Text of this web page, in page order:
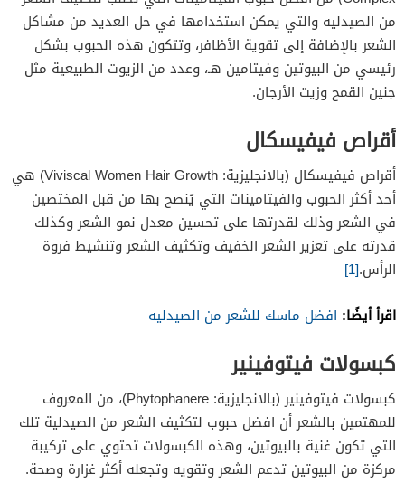
من الصيدليه والتي يمكن استخدامها في حل العديد من مشاكل
الشعر بالإضافة إلى تقوية الأظافر، وتتكون هذه الحبوب بشكل
رئيسي من البيوتين وفيتامين هـ، وعدد من الزيوت الطبيعية مثل
جنين القمح وزيت الأرجان.
أقراص فيفيسكال
أقراص فيفيسكال (بالانجليزية: Viviscal Women Hair Growth) هي
أحد أكثر الحبوب والفيتامينات التي يُنصح بها من قبل المختصين
في الشعر وذلك لقدرتها على تحسين معدل نمو الشعر وكذلك
قدرته على تعزير الشعر الخفيف وتكثيف الشعر وتنشيط فروة
الرأس.[1]
اقرأ أيضًا: افضل ماسك للشعر من الصيدليه
كبسولات فيتوفينير
كبسولات فيتوفينير (بالانجليزية: Phytophanere)، من المعروف
للمهتمين بالشعر أن افضل حبوب لتكثيف الشعر من الصيدلية تلك
التي تكون غنية بالبيوتين، وهذه الكبسولات تحتوي على تركيبة
مركزة من البيوتين تدعم الشعر وتقويه وتجعله أكثر غزارة وصحة.